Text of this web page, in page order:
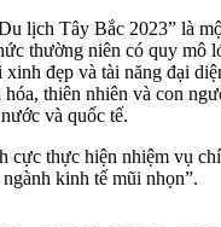
lịch Tây Bắc 2023” là
thường niên có quy mô
xinh đẹp và tài năng đại
hóa, thiên nhiên và con
và quốc tế.
cực thực hiện nhiệm vụ
kinh tế mũi nhọn”.